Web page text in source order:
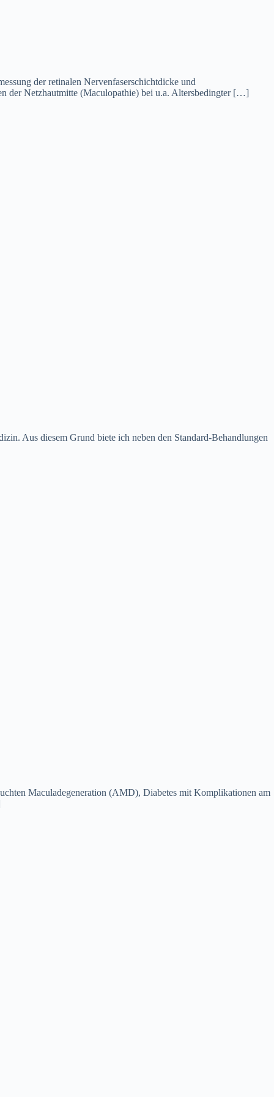
der retinalen Nervenfaserschichtdicke und
der Netzhautmitte (Maculopathie) bei u.a. Altersbedingter […]
Aus diesem Grund biete ich neben den Standard-Behandlungen
Maculadegeneration (AMD), Diabetes mit Komplikationen am